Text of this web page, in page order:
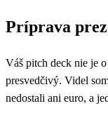
Príprava
Váš pitch deck nie je
presvedčivý. Videl
nedostali ani euro, a